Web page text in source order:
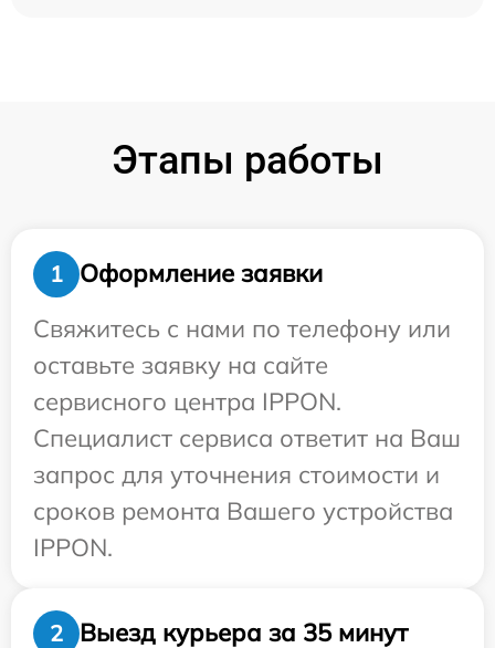
Этапы работы
1
Оформление заявки
Свяжитесь с нами по телефону или
оставьте заявку на сайте
сервисного центра IPPON.
Специалист сервиса ответит на Ваш
запрос для уточнения стоимости и
сроков ремонта Вашего устройства
IPPON.
2 Выезд курьера за 35 минут